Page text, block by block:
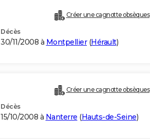
Créer une cagnotte obsèques
Décès
30/11/2008 à Montpellier(Hérault)
Créer une cagnotte obsèques
Décès
15/10/2008 à Nanterre (Hauts-de-Seine)